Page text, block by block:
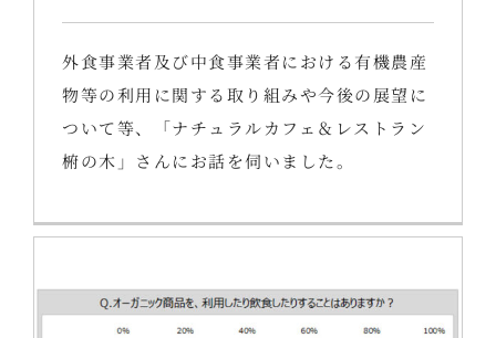
外食事業者及び中食事業者における有機農産
物等の利用に関する取り組みや今後の展望に
ついて等、「ナチュラルカフェ＆レストラン
椨の木」さんにお話を伺いました。